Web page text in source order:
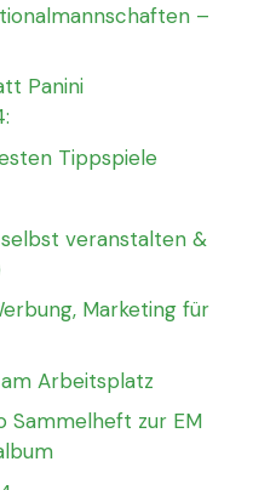
–
Panini
Tippspiele
veranstalten &
Marketing für
Arbeitsplatz
Sammelheft zur EM